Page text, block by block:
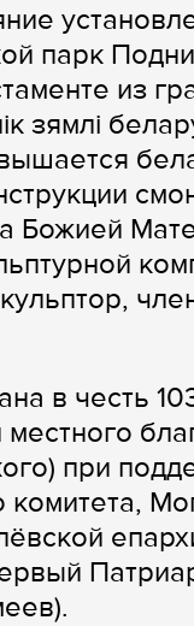
парк
из
зямлі
Божией
в честь
при
комитета,